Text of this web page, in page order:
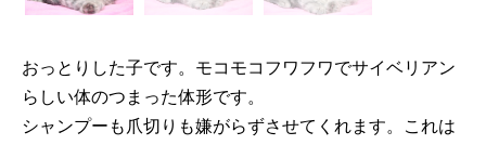
おっとりした子です。モコモコフワフワでサイベリアン
らしい体のつまった体形です。
シャンプーも爪切りも嫌がらずさせてくれます。これは